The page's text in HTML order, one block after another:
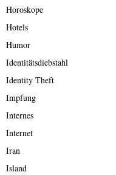
Horoskope
Hotels
Humor
Identitätsdiebstahl
Identity Theft
Impfung
Internes
Internet
Iran
Island